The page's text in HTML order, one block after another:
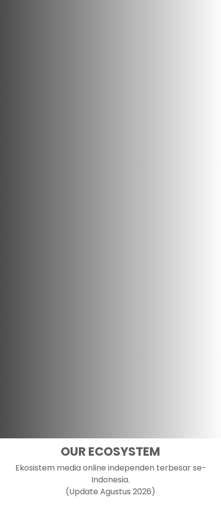
OUR ECOSYSTEM
Ekosistem media online independen terbesar se-
Indonesia.
(Update Agustus 2026)